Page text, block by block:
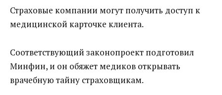
Страховые компании могут получить доступ к
медицинской карточке клиента.
Соответствующий законопроект подготовил
Минфин, и он обяжет медиков открывать
врачебную тайну страховщикам.